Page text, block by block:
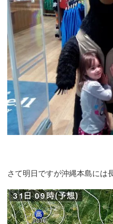
さて明日ですが沖縄本島には